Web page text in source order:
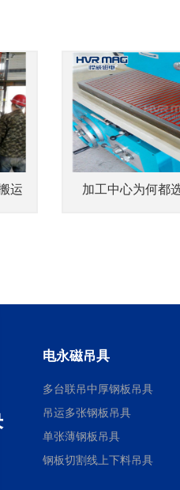
运 加工中心为何都
电永磁吊具
多台联吊中厚钢板吊具
吊运多张钢板吊具
单张薄钢板吊具
钢板切割线上下料吊具